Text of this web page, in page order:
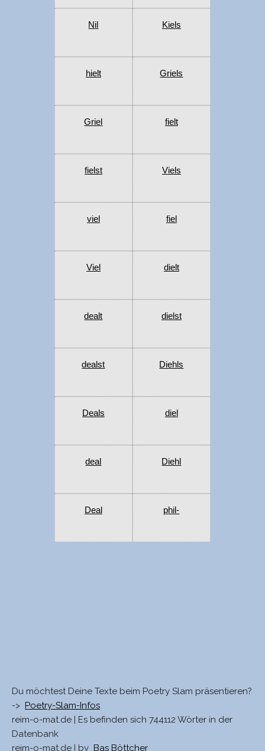
Nil Kiels
hielt Griels
Griel fielt
fielst Viels
viel fiel
Viel dielt
dealt dielst
dealst Diehls
Deals diel
deal Diehl
Deal phil-
Du möchtest Deine Texte beim Poetry Slam präsentieren?
-> Poetry-Slam-Infos
reim-o-mat.de | Es befinden sich 744112 Wörter in der
Datenbank
reim-o-mat.de | by Bas Böttcher